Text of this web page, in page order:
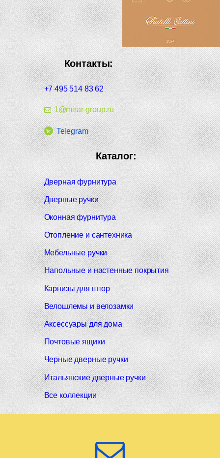
Контакты:
+7 495 514 83 62
1@mirar-group.ru
Telegram
Каталог:
Дверная фурнитура
Дверные ручки
Оконная фурнитура
Отопление и сантехника
Мебельные ручки
Напольные и настенные покрытия
Карнизы для штор
Велошлемы и велозамки
Аксессуары для дома
Почтовые ящики
Черные дверные ручки
Итальянские дверные ручки
Все коллекции